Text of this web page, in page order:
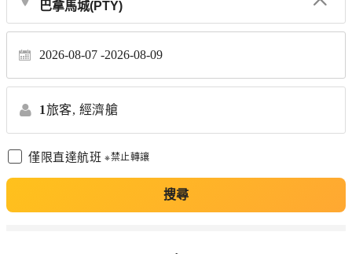
2026-08-07 2026-08-09
1旅客, 經濟艙
僅限直達航班 ※禁止轉讓
搜尋